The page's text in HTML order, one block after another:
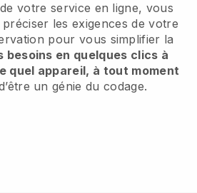
votre service en ligne, vous
les exigences de votre
pour vous simplifier la
besoins en quelques clics à
quel appareil, à tout moment
un génie du codage.